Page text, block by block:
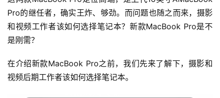
Pro的继任者，确实王炸、够劲。而问题也随之而来，摄影
和视频工作者该如何选择笔记本？新款MacBook Pro是不
是刚需？
在介绍新款MacBook Pro之前，我们先来了解下，摄影和
视频后期工作者该如何选择笔记本。